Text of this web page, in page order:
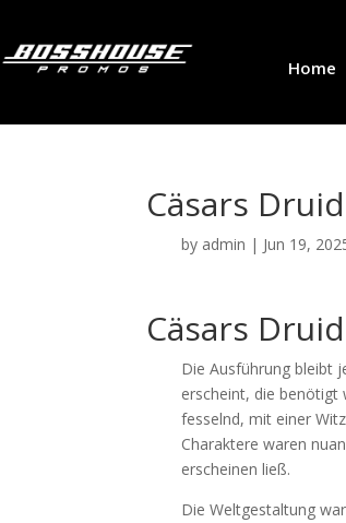
Home
Cäsars
by admin | Jun 19,
Cäsars
Die Ausführung bleibt
erscheint, die benötigt
fesselnd, mit einer
Charaktere waren
erscheinen ließ.
Die Weltgestaltung